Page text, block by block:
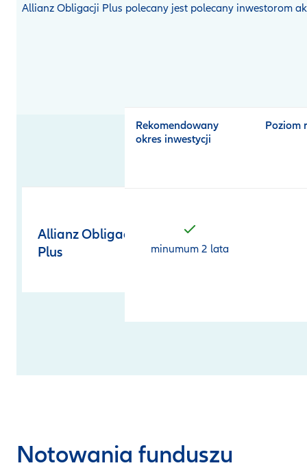
Allianz Obligacji Plus polecany jest polecany inwestorom
Allianz Obligacji
Plus
Rekomendowany
okres inwestycji
minumum 2 lata
Poziom
Notowania funduszu